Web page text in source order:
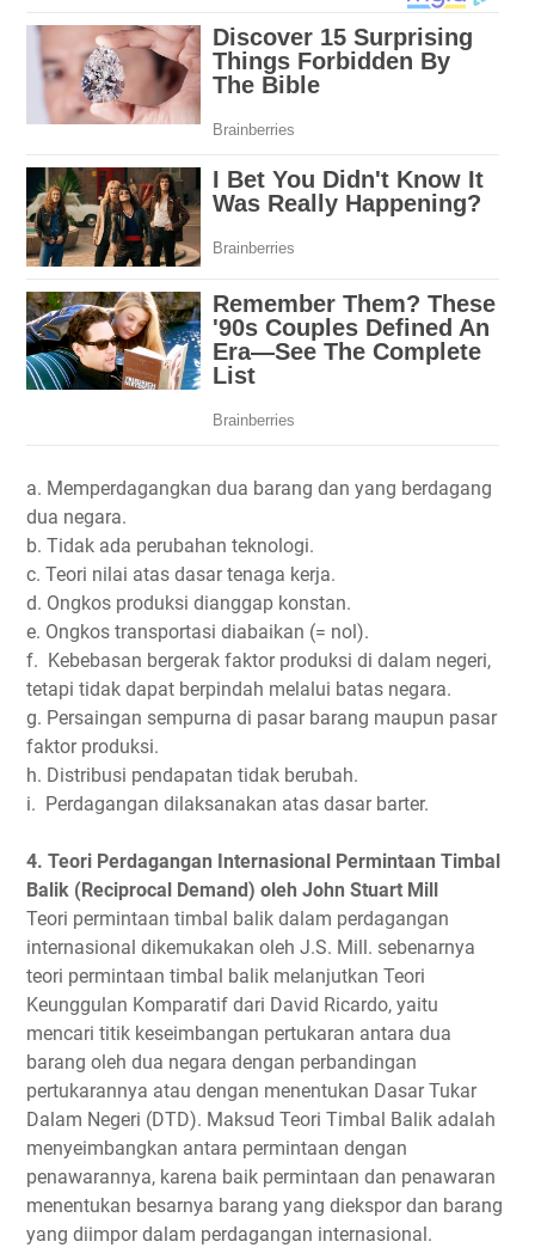
a. Memperdagangkan dua barang dan yang berdagang
dua negara.
b. Tidak ada perubahan teknologi.
c. Teori nilai atas dasar tenaga kerja.
d. Ongkos produksi dianggap konstan.
e. Ongkos transportasi diabaikan (= nol).
f. Kebebasan bergerak faktor produksi di dalam negeri,
tetapi tidak dapat berpindah melalui batas negara.
g. Persaingan sempurna di pasar barang maupun pasar
faktor produksi.
h. Distribusi pendapatan tidak berubah.
i. Perdagangan dilaksanakan atas dasar barter.
4. Teori Perdagangan Internasional Permintaan Timbal
Balik (Reciprocal Demand) oleh John Stuart Mill
Teori permintaan timbal balik dalam perdagangan
internasional dikemukakan oleh J.S. Mill. sebenarnya
teori permintaan timbal balik melanjutkan Teori
Keunggulan Komparatif dari David Ricardo, yaitu
mencari titik keseimbangan pertukaran antara dua
barang oleh dua negara dengan perbandingan
pertukarannya atau dengan menentukan Dasar Tukar
Dalam Negeri (DTD). Maksud Teori Timbal Balik adalah
menyeimbangkan antara permintaan dengan
penawarannya, karena baik permintaan dan penawaran
menentukan besarnya barang yang diekspor dan barang
yang diimpor dalam perdagangan internasional.